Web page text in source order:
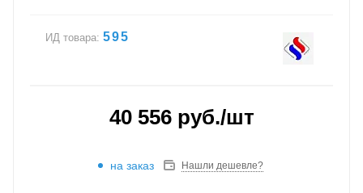
ИД товара: 595
40 556руб./шт
на заказ Нашли дешевле?